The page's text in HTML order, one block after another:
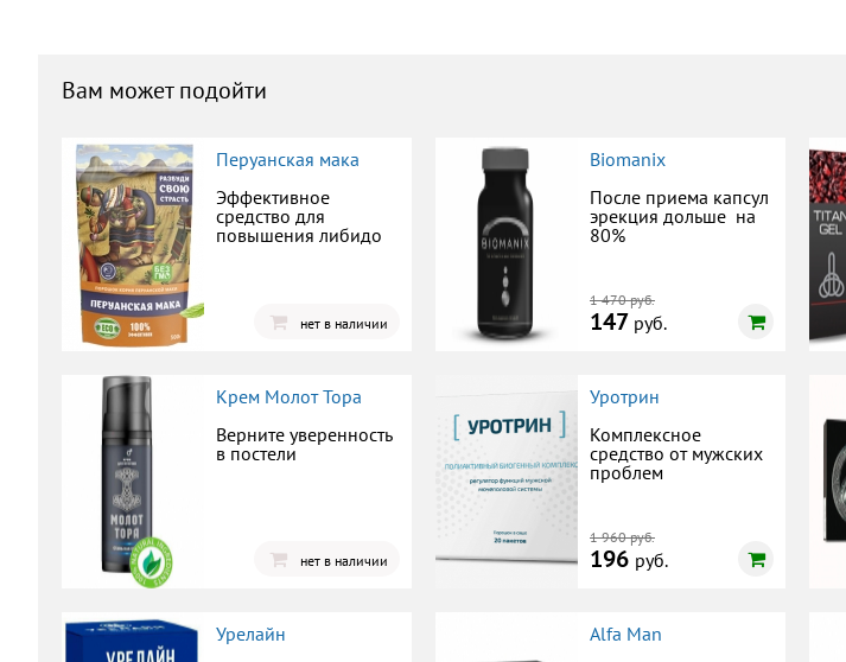
Вам может подойти
Перуанская мака
Эффективное
средство для
повышения либидо
нет в наличии
Biomanix
После приема капсул
эрекция дольше на
80%
1 470 руб.
147 руб.
Крем Молот Тора
Верните уверенность
в постели
нет в наличии
Уротрин
Комплексное
средство от мужских
проблем
1 960 руб.
196 руб.
Урелайн
Alfa Man